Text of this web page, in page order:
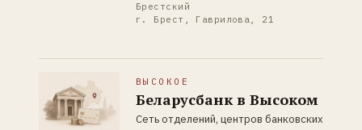
Брестский
г. Брест, Гаврилова, 21
ВЫСОКОЕ
Беларусбанк в Высоком
Сеть отделений, центров банковских